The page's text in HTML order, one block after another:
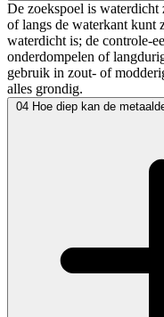
De zoekspoel is
of langs de waterkant kunt
waterdicht is; de controle-
onderdompelen of
gebruik in zout- of
alles grondig.
04 Hoe diep kan de